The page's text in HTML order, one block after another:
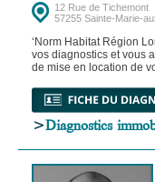
12 Rue de Tichemont
57255 Sainte-Marie-
‘Norm Habitat Région
vos diagnostics et vous
de mise en location de
>Diagnostics